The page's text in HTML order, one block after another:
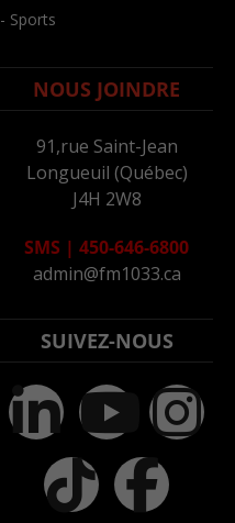
- Sports
NOUS JOINDRE
91,rue Saint-Jean
Longueuil (Québec)
J4H 2W8
SMS | 450-646-6800
admin@fm1033.ca
SUIVEZ-NOUS